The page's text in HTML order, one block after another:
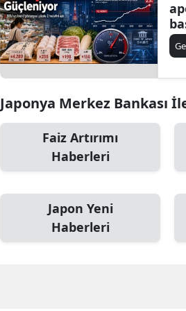
Japonya Merkez Bankası
Faiz Artırımı
Haberleri
Japon Yeni
Haberleri